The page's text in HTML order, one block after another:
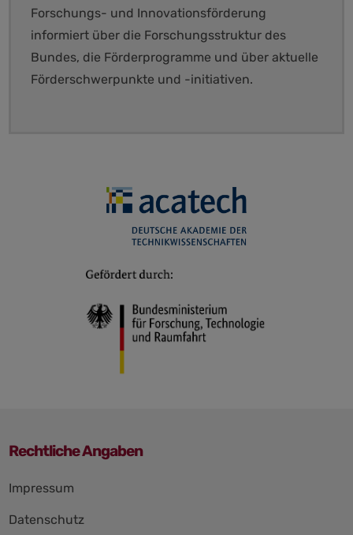
Forschungs- und Innovationsförderung
informiert über die Forschungsstruktur des
Bundes, die Förderprogramme und über aktuelle
Förderschwerpunkte und -initiativen.
Rechtliche Angaben
überspringen
Impressum
Datenschutz